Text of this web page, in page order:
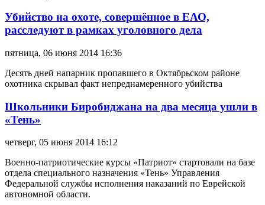
Убийство на охоте, совершённое в ЕАО,
расследуют в рамках уголовного дела
пятница, 06 июня 2014 16:36
Десять дней напарник пропавшего в Октябрьском районе
охотника скрывал факт непреднамеренного убийства
Школьники Биробиджана на два месяца ушли в
«Тень»
четверг, 05 июня 2014 16:12
Военно-патриотические курсы «Патриот» стартовали на базе
отдела специального назначения «Тень» Управления
Федеральной службы исполнения наказаний по Еврейской
автономной области.